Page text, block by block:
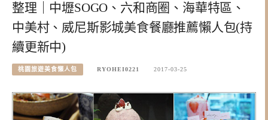
整理｜中壢SOGO、六和商圈、海華特區、
中美村、威尼斯影城美食餐廳推薦懶人包(持
續更新中)
桃園旅遊美食懶人包 RYOHEI0221 2017-03-25